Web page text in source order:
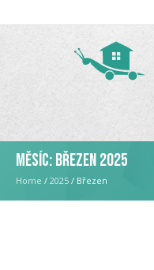
Měsíc:Březen 2025
Home / 2025 / Březen